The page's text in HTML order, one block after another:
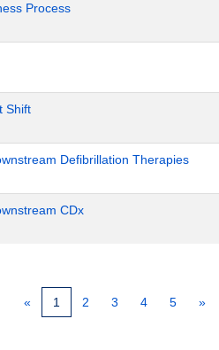
Process
Shift
Defibrillation Therapies
CDx
« 1 2 3 4 5 »